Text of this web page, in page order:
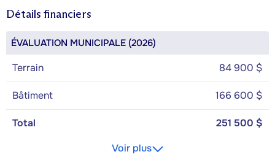
Détails financiers
ÉVALUATION MUNICIPALE (2026)
Terrain 84 900 $
Bâtiment 166 600 $
Total
251 500 $
Voir plus